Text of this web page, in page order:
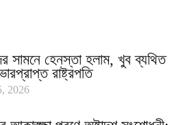
সামনে হেনস্তা হলাম, খুব ব্যথিত
রাষ্ট্রপতি
2026